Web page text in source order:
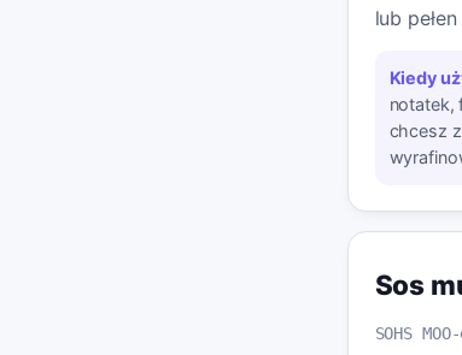
lub
Kiedy
notatek,
chcesz
Sos
SOHS